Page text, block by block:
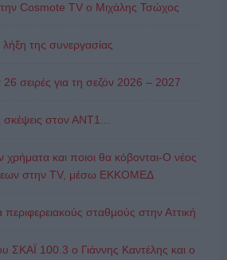
Cosmote TV o Μιχάλης Τσώχος
λήξη της συνεργασίας
σειρές για τη σεζόν 2026 – 2027
στον ΑΝΤ1...
χρήματα και ποιοι θα κόβονται-Ο νέος
στην TV, μέσω ΕΚΚΟΜΕΔ
περιφερειακούς σταθμούς στην Αττική
ΣΚΑΪ 100.3 ο Γιάννης Καντέλης και ο